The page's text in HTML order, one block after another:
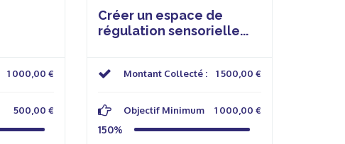
1 000,00 €
500,00 €
Créer un espace de
régulation sensorielle...
Montant Collecté : 1 500,00 €
Objectif Minimum 1 000,00 €
150%